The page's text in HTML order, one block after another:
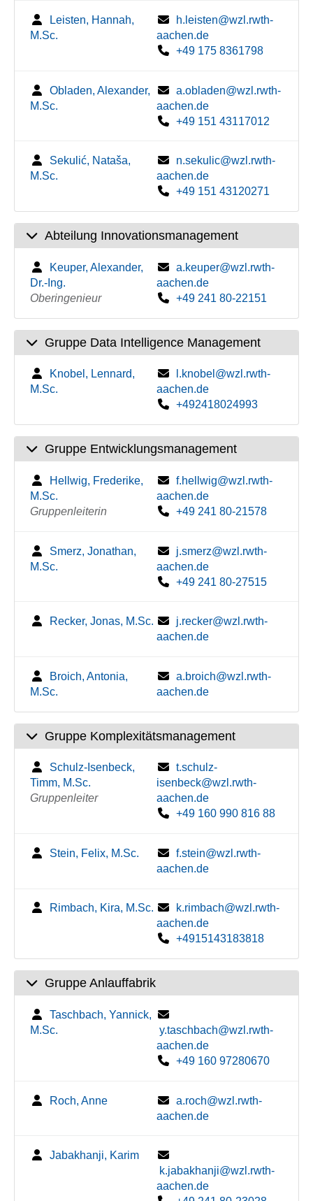
Leisten, Hannah,
M.Sc.
h.leisten@wzl.rwth-
aachen.de
+49 175 8361798
Obladen, Alexander,
M.Sc.
a.obladen@wzl.rwth-
aachen.de
+49 151 43117012
Sekulić, Nataša,
M.Sc.
n.sekulic@wzl.rwth-
aachen.de
+49 151 43120271
Abteilung Innovationsmanagement
Keuper, Alexander,
Dr.-Ing.
Oberingenieur
a.keuper@wzl.rwth-
aachen.de
+49 241 80-22151
Gruppe Data Intelligence Management
Knobel, Lennard,
M.Sc.
l.knobel@wzl.rwth-
aachen.de
+492418024993
Gruppe Entwicklungsmanagement
Hellwig, Frederike,
M.Sc.
Gruppenleiterin
f.hellwig@wzl.rwth-
aachen.de
+49 241 80-21578
Smerz, Jonathan,
M.Sc.
j.smerz@wzl.rwth-
aachen.de
+49 241 80-27515
Recker, Jonas, M.Sc.
j.recker@wzl.rwth-
aachen.de
Broich, Antonia,
M.Sc.
a.broich@wzl.rwth-
aachen.de
Gruppe Komplexitätsmanagement
Schulz-Isenbeck,
Timm, M.Sc.
Gruppenleiter
t.schulz-
isenbeck@wzl.rwth-
aachen.de
+49 160 990 816 88
Stein, Felix, M.Sc.
f.stein@wzl.rwth-
aachen.de
Rimbach, Kira, M.Sc.
k.rimbach@wzl.rwth-
aachen.de
+4915143183818
Gruppe Anlauffabrik
Taschbach, Yannick,
M.Sc.
y.taschbach@wzl.rwth-
aachen.de
+49 160 97280670
Roch, Anne
a.roch@wzl.rwth-
aachen.de
Jabakhanji, Karim
k.jabakhanji@wzl.rwth-
aachen.de